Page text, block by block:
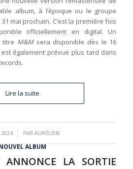
album, à l’époque ou le groupe
mai prochain. C’est la première fois
officiellement en digital. Un
titre M&Msera disponible dès le 16
également prévue plus tard dans
Lire la suite
PARAURÉLIEN
ALBUM
ANNONCE LA SORTIE